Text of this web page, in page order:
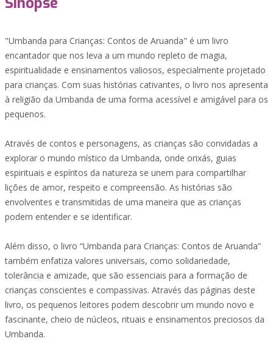
"Umbanda para Crianças: Contos de Aruanda" é um livro
encantador que nos leva a um mundo repleto de magia,
espiritualidade e ensinamentos valiosos, especialmente projetado
para crianças. Com suas histórias cativantes, o livro nos apresenta
à religião da Umbanda de uma forma acessível e amigável para os
pequenos.
Através de contos e personagens, as crianças são convidadas a
explorar o mundo místico da Umbanda, onde orixás, guias
espirituais e espíritos da natureza se unem para compartilhar
lições de amor, respeito e compreensão. As histórias são
envolventes e transmitidas de uma maneira que as crianças
podem entender e se identificar.
Além disso, o livro “Umbanda para Crianças: Contos de Aruanda”
também enfatiza valores universais, como solidariedade,
tolerância e amizade, que são essenciais para a formação de
crianças conscientes e compassivas. Através das páginas deste
livro, os pequenos leitores podem descobrir um mundo novo e
fascinante, cheio de núcleos, rituais e ensinamentos preciosos da
Umbanda.